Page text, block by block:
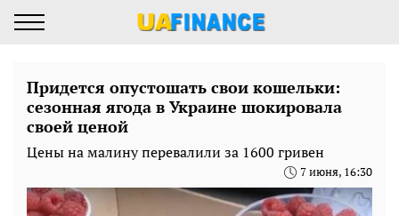
Придется опустошать свои кошельки:
сезонная ягода в Украине шокировала
своей ценой
Цены на малину перевалили за 1600 гривен
7 июня, 16:30